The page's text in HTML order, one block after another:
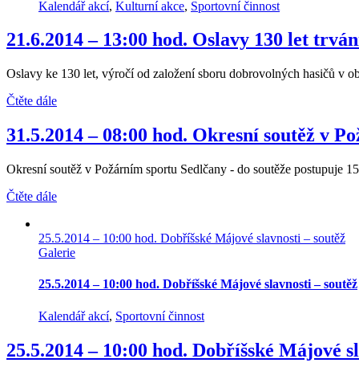
Kalendář akcí, Kulturní akce, Sportovní činnost
21.6.2014 – 13:00 hod. Oslavy 130 let
Oslavy ke 130 let, výročí od založení sboru dobrovolných hasičů v
Čtěte dále
31.5.2014 – 08:00 hod. Okresní soutěž v
Okresní soutěž v Požárním sportu Sedlčany - do soutěže postupuje
Čtěte dále
25.5.2014 – 10:00 hod. Dobříšské Májové slavnosti – soutěž
Galerie
25.5.2014 – 10:00 hod. Dobříšské Májové slavnosti – soutěž
Kalendář akcí, Sportovní činnost
25.5.2014 – 10:00 hod. Dobříšské Májové